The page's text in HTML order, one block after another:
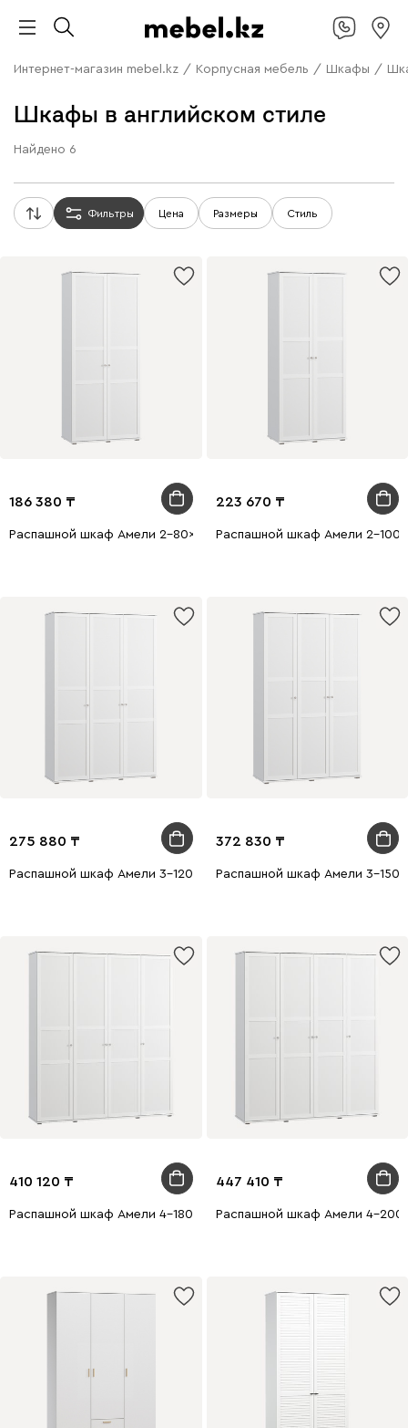
Интернет-магазин mebel.kz / Корпусная мебель / Шкафы /
Шкафы в английском стиле
Найдено 6
Фильтры Цена Размеры Стиль
186 380
Распашной шкаф Амели 2-80x210 Белый
223 670
Распашной шкаф Амели 2-
275 880
Распашной шкаф Амели 3-120x220 Белый
372 830
Распашной шкаф Амели 3-
410 120
Распашной шкаф Амели 4-180x220 Белый
447 410
Распашной шкаф Амели 4-